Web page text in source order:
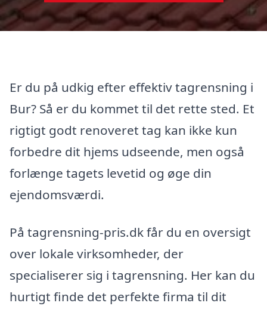
Er du på udkig efter effektiv tagrensning i
Bur? Så er du kommet til det rette sted. Et
rigtigt godt renoveret tag kan ikke kun
forbedre dit hjems udseende, men også
forlænge tagets levetid og øge din
ejendomsværdi.
På tagrensning-pris.dk får du en oversigt
over lokale virksomheder, der
specialiserer sig i tagrensning. Her kan du
hurtigt finde det perfekte firma til dit